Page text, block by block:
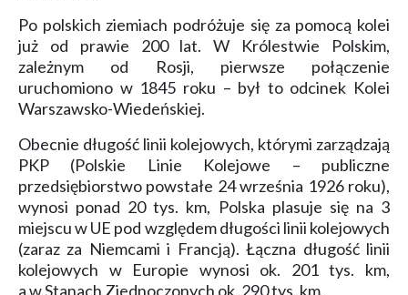
Po polskich ziemiach podróżuje się za pomocą kolei
już od prawie 200 lat. W Królestwie Polskim,
zależnym od Rosji, pierwsze połączenie
uruchomiono w 1845 roku – był to odcinek Kolei
Warszawsko-Wiedeńskiej.
Obecnie długość linii kolejowych, którymi zarządzają
PKP (Polskie Linie Kolejowe – publiczne
przedsiębiorstwo powstałe 24 września 1926 roku),
wynosi ponad 20 tys. km, Polska plasuje się na 3
miejscu w UE pod względem długości linii kolejowych
(zaraz za Niemcami i Francją). Łączna długość linii
kolejowych w Europie wynosi ok. 201 tys. km,
a w Stanach Zjednoczonych ok. 290 tys. km.